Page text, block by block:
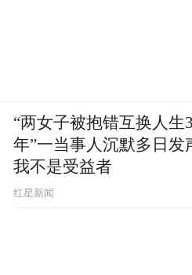
“两女子被抱错互换人生
年”一当事人沉默多日发
我不是受益者
红星新闻